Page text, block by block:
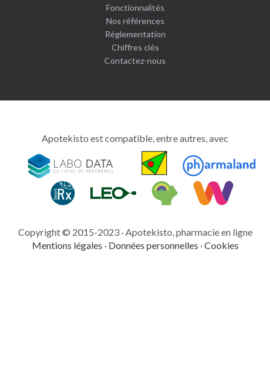
Fonctionnalités
Nos références
Réglementation
Chiffres clés
Contactez-nous
Apotekisto est compatible, entre autres, avec
santé
intime
Copyright © 2015-2023 · Apotekisto, pharmacie en ligne
Mentions légales · Données personnelles ·Cookies